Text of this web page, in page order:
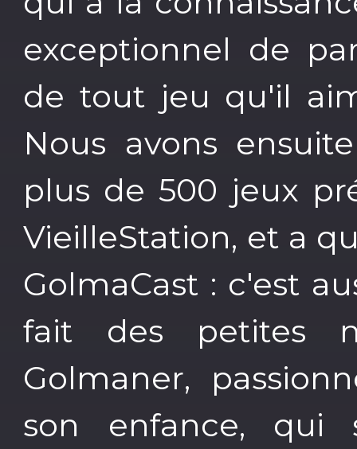
exceptionnel de
de tout jeu qu'il
Nous avons
plus de 500 jeux
VieilleStation, et a
GolmaCast : c'est
fait des petites
Golmaner,
son enfance, qui